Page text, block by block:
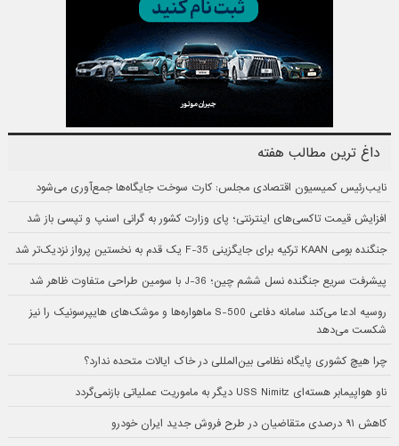
داغ ترین مطالب هفته
نایب‌رئیس کمیسیون اقتصادی مجلس: کارت سوخت جایگاه‌ها جمع‌آوری می‌شود
افزایش قیمت تاکسی‌های اینترنتی؛ پای وزارت کشور به گرانی اسنپ و تپسی باز شد
جنگنده بومی KAAN ترکیه برای جایگزینی F-35 یک قدم به نخستین پرواز نزدیک‌تر شد
پیشرفت سریع جنگنده نسل ششم چین؛ J-36 با سومین طراحی متفاوت ظاهر شد
روسیه ادعا می‌کند سامانه دفاعی S-500 ماهواره‌ها و موشک‌های هایپرسونیک را نیز
شکست می‌دهد
چرا هیچ کشوری پایگاه نظامی بین‌المللی در خاک ایالات متحده ندارد؟
ناو هواپیمابر هسته‌ای USS Nimitz دیگر به ماموریت عملیاتی بازنمی‌گردد
کاهش ۹۱ درصدی متقاضیان در طرح فروش جدید ایران خودرو